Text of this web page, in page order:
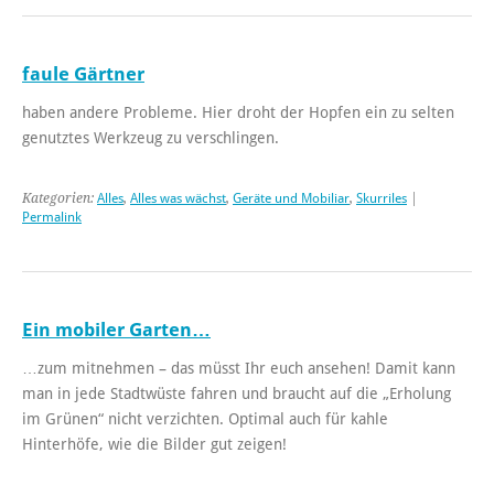
faule Gärtner
haben andere Probleme. Hier droht der Hopfen ein zu selten
genutztes Werkzeug zu verschlingen.
Kategorien: Alles, Alles was wächst, Geräte und Mobiliar, Skurriles
Permalink
Ein mobiler Garten…
…zum mitnehmen – das müsst Ihr euch ansehen! Damit kann
man in jede Stadtwüste fahren und braucht auf die „Erholung
im Grünen“ nicht verzichten. Optimal auch für kahle
Hinterhöfe, wie die Bilder gut zeigen!